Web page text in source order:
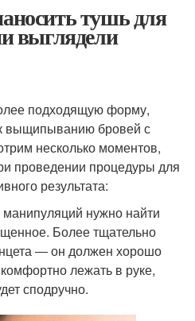
тушь для
выглядели
подходящую форму,
выщипыванию бровей с
несколько моментов,
проведении процедуры для
результата:
нужно найти
Более тщательно
― он должен хорошо
лежать в руке,
сподручно.